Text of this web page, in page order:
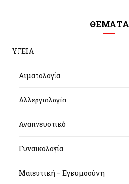
ΘΕΜΑΤΑ
ΥΓΕΙΑ
Αιματολογία
Αλλεργιολογία
Αναπνευστικό
Γυναικολογία
Μαιευτική – Εγκυμοσύνη